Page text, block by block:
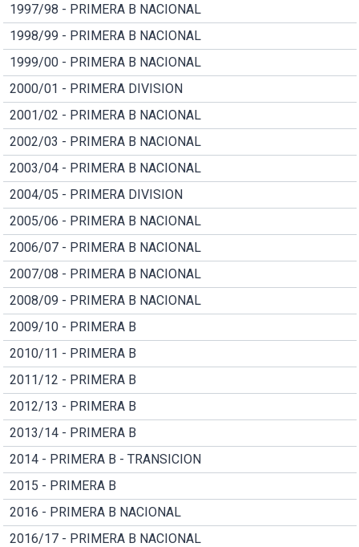
1997/98 - PRIMERA B NACIONAL
1998/99 - PRIMERA B NACIONAL
1999/00 - PRIMERA B NACIONAL
2000/01 - PRIMERA DIVISION
2001/02 - PRIMERA B NACIONAL
2002/03 - PRIMERA B NACIONAL
2003/04 - PRIMERA B NACIONAL
2004/05 - PRIMERA DIVISION
2005/06 - PRIMERA B NACIONAL
2006/07 - PRIMERA B NACIONAL
2007/08 - PRIMERA B NACIONAL
2008/09 - PRIMERA B NACIONAL
2009/10 - PRIMERA B
2010/11 - PRIMERA B
2011/12 - PRIMERA B
2012/13 - PRIMERA B
2013/14 - PRIMERA B
2014 - PRIMERA B - TRANSICION
2015 - PRIMERA B
2016 - PRIMERA B NACIONAL
2016/17 - PRIMERA B NACIONAL